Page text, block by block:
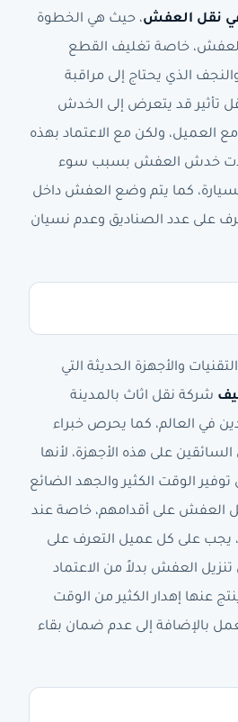
نقل العفش، حيث هي الخطوة
خاصة تغليف القطع
الذي يحتاج إلى مراقبة
تأثير قد يتعرض إلى الخدش
ولكن مع الاعتماد بهذه
خدش العفش بسبب سوء
كما يتم وضع العفش داخل
على عدد الصناديق وعدم نسيان
والأجهزة الحديثة التي
شركة نقل اثاث بالمدينة
في العالم، كما يحرص خبراء
على هذه الأجهزة، لأنها
الوقت الكثير والجهد الضائع
العفش على أقدامهم، خاصة عند
يجب على كل عميل التعرف على
العفش بدلاً من الاعتماد
عنها إهدار الكثير من الوقت
بالإضافة إلى عدم ضمان بقاء